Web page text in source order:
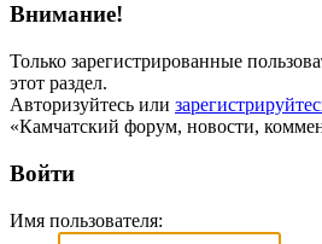
Внимание!
Только зарегистрированные
этот раздел.
Авторизуйтесь или
«Камчатский форум, новости,
Войти
Имя пользователя: